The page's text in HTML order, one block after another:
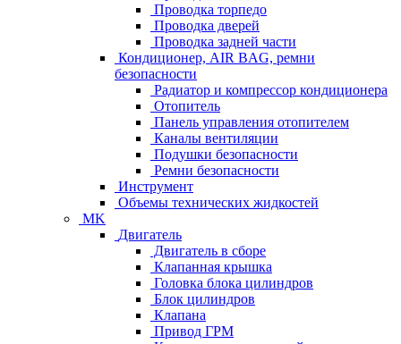
Проводка торпедо
Проводка дверей
Проводка задней части
Кондиционер, AIR BAG, ремни
безопасности
Радиатор и компрессор кондиционера
Отопитель
Панель управления отопителем
Каналы вентиляции
Подушки безопасности
Ремни безопасности
Инструмент
Объемы технических жидкостей
MK
Двигатель
Двигатель в сборе
Клапанная крышка
Головка блока цилиндров
Блок цилиндров
Клапана
Привод ГРМ